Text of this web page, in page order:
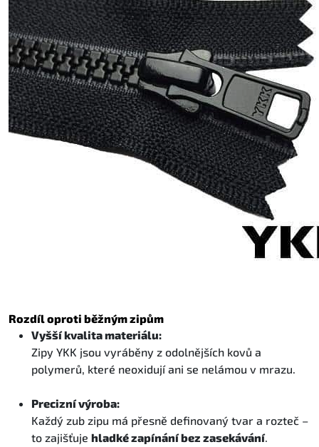
Rozdíl oproti běžným zipům
Vyšší kvalita materiálu:
Zipy YKK jsou vyráběny z odolnějších kovů a
polymerů, které neoxidují ani se nelámou v mrazu.
Precizní výroba:
Každý zub zipu má přesně definovaný tvar a rozteč –
to zajišťuje hladké zapínání bez zasekávání.